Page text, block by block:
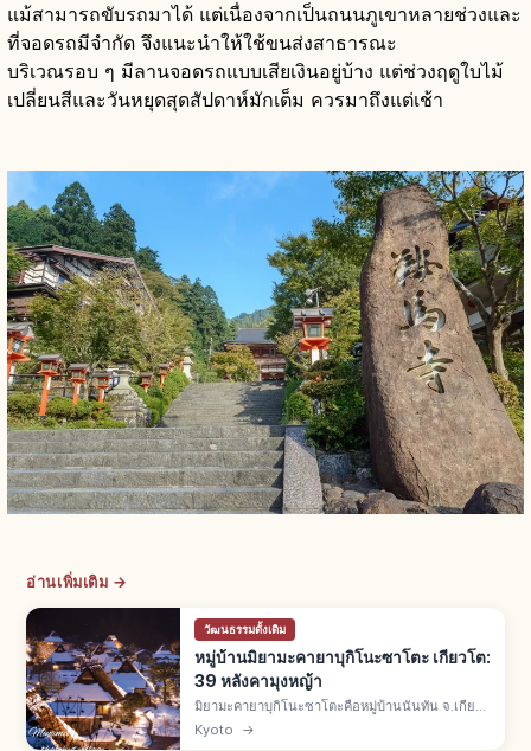
แม้สามารถขับรถมาได้ แต่เนื่องจากเป็นถนนภูเขาหลายช่วงและ
ที่จอดรถมีจำกัด จึงแนะนำให้ใช้ขนส่งสาธารณะ
บริเวณรอบ ๆ มีลานจอดรถแบบเสียเงินอยู่บ้าง แต่ช่วงฤดูใบไม้
เปลี่ยนสีและวันหยุดสุดสัปดาห์มักเต็ม ควรมาถึงแต่เช้า
อ่านเพิ่มเติม →
วัฒนธรรมดั้งเดิม
หมู่บ้านมิยามะคายาบุกิโนะซาโตะ เกียวโต:
39 หลังคามุงหญ้า
มิยามะคายาบุกิโนะซาโตะคือหมู่บ้านนันทัน จ.เกียว
โต บ้านราว 50 หลัง มีหลังคามุงหญ้าคา 39 หลัง เขต
อนุรักษ์แห่งชาติปี 1993 และ Best Tourism
Kyoto →